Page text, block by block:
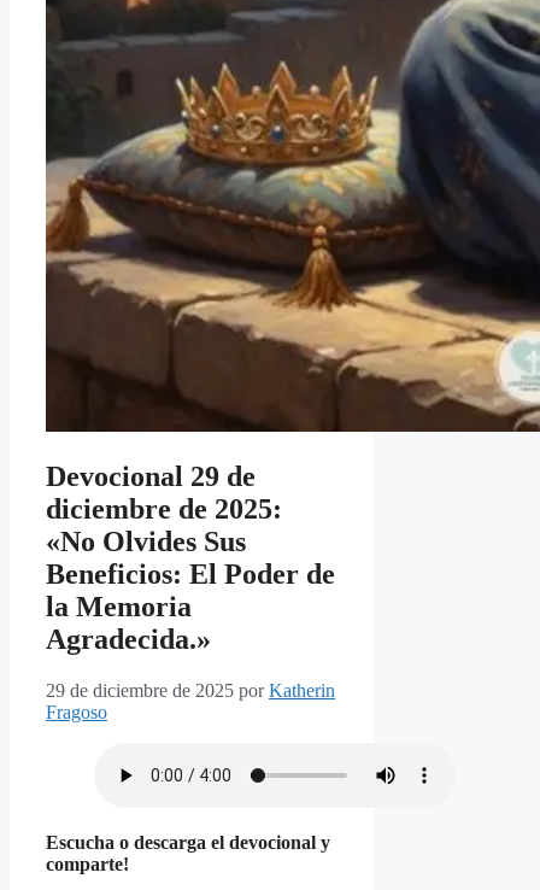
Devocional 29 de
diciembre de 2025:
«No Olvides Sus
Beneficios: El Poder de
la Memoria
Agradecida.»
29 de diciembre de 2025 porKatherin
Fragoso
Escucha o descarga el devocional y
comparte!